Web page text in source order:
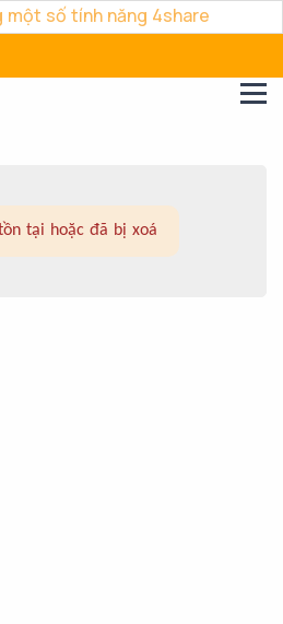
một số tính năng 4share
tại hoặc đã bị xoá